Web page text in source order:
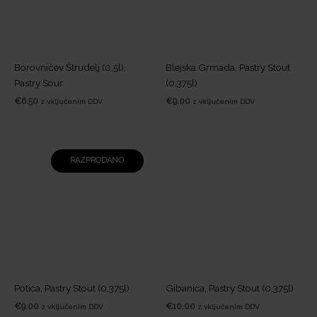
Borovničev Štrudelj (0,5l),
Pastry Sour
€6.50 z vključenim DDV
Blejska Grmada, Pastry Stout
(0,375l)
€9.00 z vključenim DDV
RAZPRODANO
Potica, Pastry Stout (0,375l)
€9.00 z vključenim DDV
Gibanica, Pastry Stout (0,375l)
€10.00 z vključenim DDV